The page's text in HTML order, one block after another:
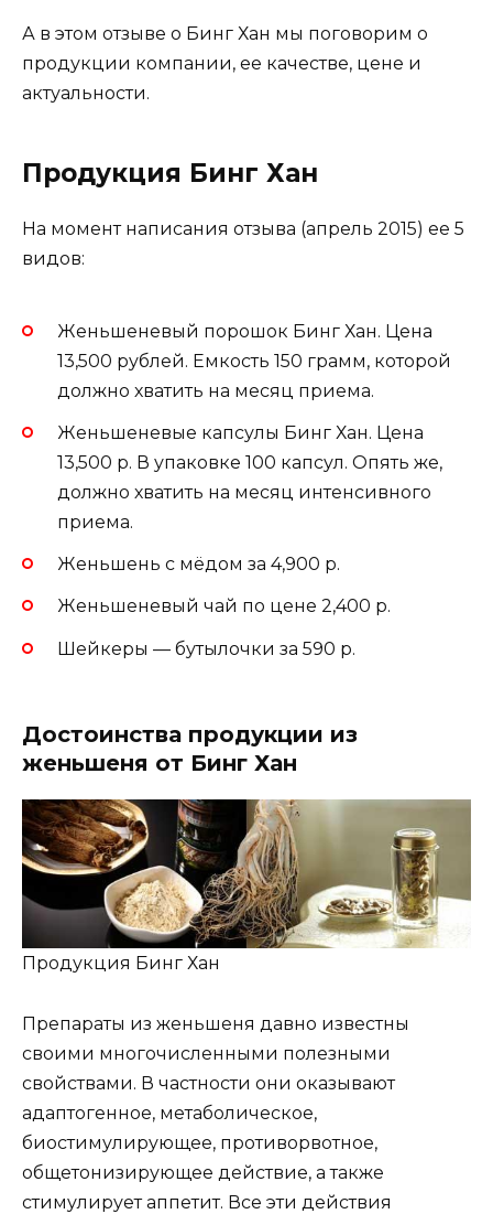
А в этом отзыве о Бинг Хан мы поговорим о
продукции компании, ее качестве, цене и
актуальности.
Продукция Бинг Хан
На момент написания отзыва (апрель 2015) ее 5
видов:
Женьшеневый порошок Бинг Хан. Цена
13,500 рублей. Емкость 150 грамм, которой
должно хватить на месяц приема.
Женьшеневые капсулы Бинг Хан. Цена
13,500 р. В упаковке 100 капсул. Опять же,
должно хватить на месяц интенсивного
приема.
Женьшень с мёдом за 4,900 р.
Женьшеневый чай по цене 2,400 р.
Шейкеры — бутылочки за 590 р.
Достоинства продукции из
женьшеня от Бинг Хан
Продукция Бинг Хан
Препараты из женьшеня давно известны
своими многочисленными полезными
свойствами. В частности они оказывают
адаптогенное, метаболическое,
биостимулирующее, противорвотное,
общетонизирующее действие, а также
стимулирует аппетит. Все эти действия